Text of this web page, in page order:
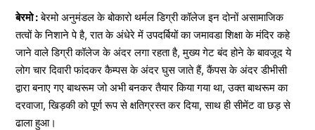
बेरमो :बेरमो अनुमंडल के बोकारो थर्मल डिग्री कॉलेज इन दोनों असामाजिक
तत्वों के निशाने पे है, रात के अंधेरे में उपदर्बियों का जमावडा शिक्षा के मंदिर कहे
जाने वाले डिग्री कॉलेज के अंदर लगा रहता है, मुख्य गेट बंद होने के बावजूद ये
लोग चार दिवारी फांदकर कैम्पस के अंदर घुस जाते हैं, कैंपस के अंदर डीभीसी
द्वारा बनाए गए बाथरूम जो अभी बनकर तैयार किया गया था, उक्त बाथरूम का
दरवाजा, खिड़की को पूर्ण रूप से क्षतिग्रस्त कर दिया, साथ ही सीमेंट वा छड़ से
ढाला हुआ।